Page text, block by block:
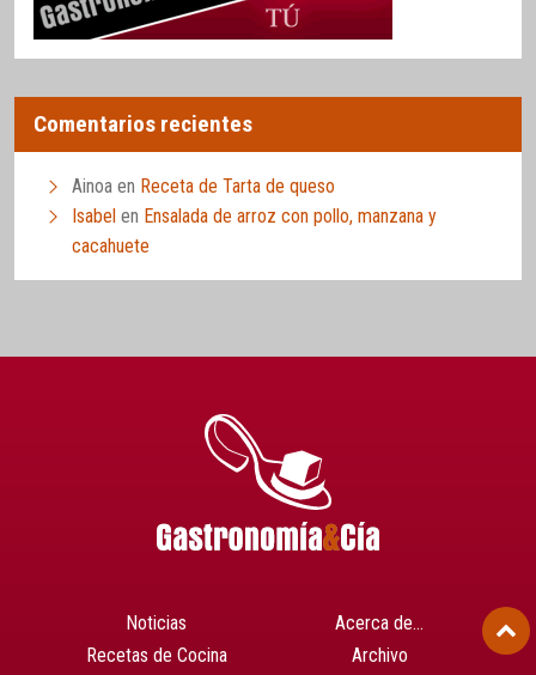
Comentarios recientes
Ainoa en Receta de Tarta de queso
Isabel en Ensalada de arroz con pollo, manzana y
cacahuete
Noticias
Recetas de Cocina
Acerca de…
Archivo